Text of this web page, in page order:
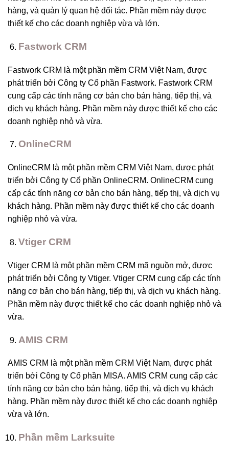
hàng, và quản lý quan hệ đối tác. Phần mềm này được
thiết kế cho các doanh nghiệp vừa và lớn.
Fastwork CRM
Fastwork CRM là một phần mềm CRM Việt Nam, được
phát triển bởi Công ty Cổ phần Fastwork. Fastwork CRM
cung cấp các tính năng cơ bản cho bán hàng, tiếp thị, và
dịch vụ khách hàng. Phần mềm này được thiết kế cho các
doanh nghiệp nhỏ và vừa.
OnlineCRM
OnlineCRM là một phần mềm CRM Việt Nam, được phát
triển bởi Công ty Cổ phần OnlineCRM. OnlineCRM cung
cấp các tính năng cơ bản cho bán hàng, tiếp thị, và dịch vụ
khách hàng. Phần mềm này được thiết kế cho các doanh
nghiệp nhỏ và vừa.
Vtiger CRM
Vtiger CRM là một phần mềm CRM mã nguồn mở, được
phát triển bởi Công ty Vtiger. Vtiger CRM cung cấp các tính
năng cơ bản cho bán hàng, tiếp thị, và dịch vụ khách hàng.
Phần mềm này được thiết kế cho các doanh nghiệp nhỏ và
vừa.
AMIS CRM
AMIS CRM là một phần mềm CRM Việt Nam, được phát
triển bởi Công ty Cổ phần MISA. AMIS CRM cung cấp các
tính năng cơ bản cho bán hàng, tiếp thị, và dịch vụ khách
hàng. Phần mềm này được thiết kế cho các doanh nghiệp
vừa và lớn.
Phần mềm Larksuite